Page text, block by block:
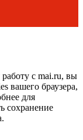
с mai.ru, вы
вашего браузера,
для
сохранение